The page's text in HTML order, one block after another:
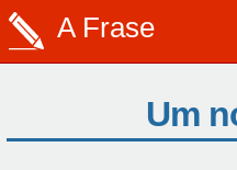
A Frase
Um